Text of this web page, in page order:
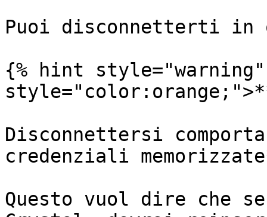
Puoi disconnetterti in
{% hint style="warning"
Disconnettersi
credenziali
Questo vuol dire che